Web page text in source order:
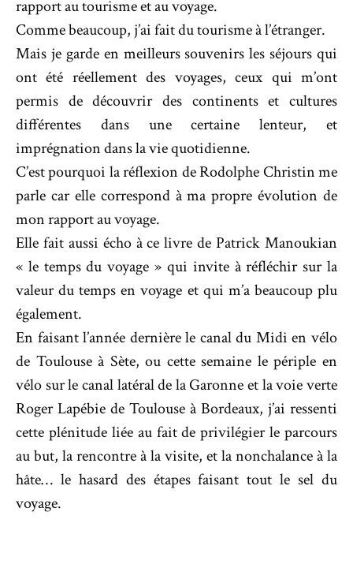
rapport au tourisme et au voyage.
Comme beaucoup, j’ai fait du tourisme à l’étranger.
Mais je garde en meilleurs souvenirs les séjours qui
ont été réellement des voyages, ceux qui m’ont
permis de découvrir des continents et cultures
différentes dans une certaine lenteur, et
imprégnation dans la vie quotidienne.
C’est pourquoi la réflexion de Rodolphe Christin me
parle car elle correspond à ma propre évolution de
mon rapport au voyage.
Elle fait aussi écho à ce livre de Patrick Manoukian
« le temps du voyage » qui invite à réfléchir sur la
valeur du temps en voyage et qui m’a beaucoup plu
également.
En faisant l’année dernière le canal du Midi en vélo
de Toulouse à Sète, ou cette semaine le périple en
vélo sur le canal latéral de la Garonne et la voie verte
Roger Lapébie de Toulouse à Bordeaux, j’ai ressenti
cette plénitude liée au fait de privilégier le parcours
au but, la rencontre à la visite, et la nonchalance à la
hâte… le hasard des étapes faisant tout le sel du
voyage.